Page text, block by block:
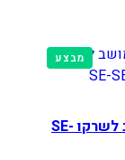
מבצעמוצרים
במבצע
כיסוי מושב לשרקו SE-